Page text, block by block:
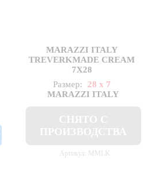
MARAZZI ITALY
TREVERKMADE CREAM
7X28
Размер:
28 x 7
MARAZZI ITALY
Артикул: MMLK